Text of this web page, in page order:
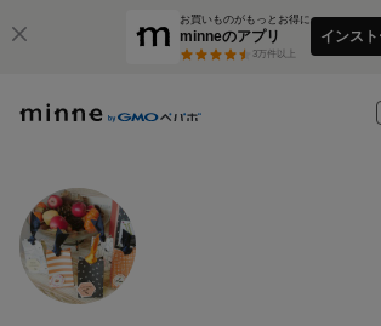
お買いものがもっとお得に
minneのアプリ
3万件以上
インス